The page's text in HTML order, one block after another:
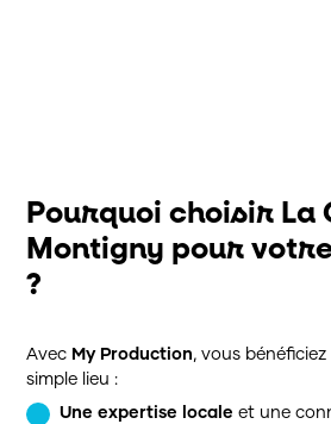
Pourquoi choisir La
Montigny pour
?
Avec My Production, vous bénéficiez
simple lieu :
Une expertise locale et une